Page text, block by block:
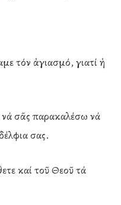
τόν ἁγιασμό, γιατί ἡ
νά σᾶς παρακαλέσω νά
σας.
καί τοῦ Θεοῦ τά